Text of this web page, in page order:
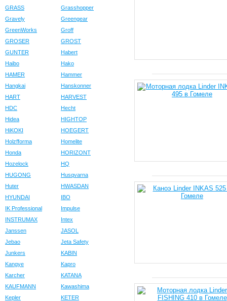
GRASS
Grasshopper
Gravely
Greengear
GreenWorks
Groff
GROSER
GROST
GUNTER
Habert
Haibo
Hako
HAMER
Hammer
Hangkai
Hanskonner
HART
HARVEST
HDC
Hecht
Hidea
HIGHTOP
HiKOKI
HOEGERT
Holzfforma
Homelite
Honda
HORIZONT
Hozelock
HQ
HUGONG
Husqvarna
Huter
HWASDAN
HYUNDAI
IBO
IK Professional
Impulse
INSTRUMAX
Intex
Janssen
JASOL
Jebao
Jeta Safety
Junkers
KABIN
Kangye
Kapro
Karcher
KATANA
KAUFMANN
Kawashima
Kepler
KETER